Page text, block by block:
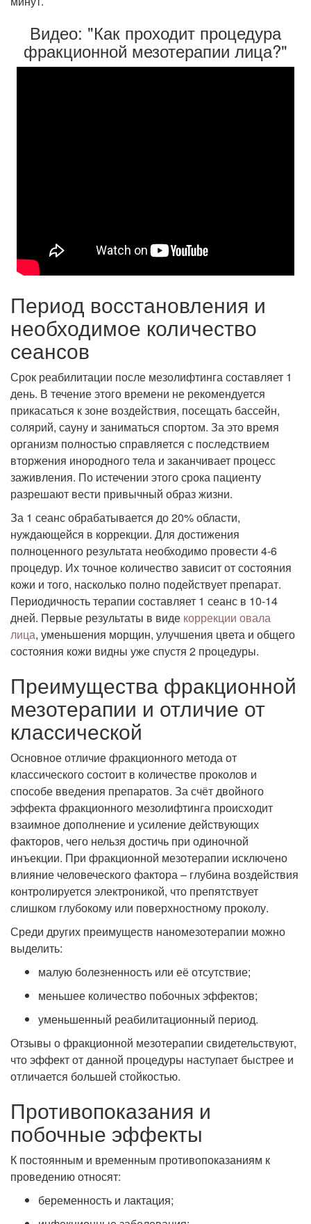
Видео: "Как проходит процедура
фракционной мезотерапии лица?"
Период восстановления и
необходимое количество
сеансов
Срок реабилитации после мезолифтинга составляет 1
день. В течение этого времени не рекомендуется
прикасаться к зоне воздействия, посещать бассейн,
солярий, сауну и заниматься спортом. За это время
организм полностью справляется с последствием
вторжения инородного тела и заканчивает процесс
заживления. По истечении этого срока пациенту
разрешают вести привычный образ жизни.
За 1 сеанс обрабатывается до 20% области,
нуждающейся в коррекции. Для достижения
полноценного результата необходимо провести 4-6
процедур. Их точное количество зависит от состояния
кожи и того, насколько полно подействует препарат.
Периодичность терапии составляет 1 сеанс в 10-14
дней. Первые результаты в виде коррекции овала
лица, уменьшения морщин, улучшения цвета и общего
состояния кожи видны уже спустя 2 процедуры.
Преимущества фракционной
мезотерапии и отличие от
классической
Основное отличие фракционного метода от
классического состоит в количестве проколов и
способе введения препаратов. За счёт двойного
эффекта фракционного мезолифтинга происходит
взаимное дополнение и усиление действующих
факторов, чего нельзя достичь при одиночной
инъекции. При фракционной мезотерапии исключено
влияние человеческого фактора – глубина воздействия
контролируется электроникой, что препятствует
слишком глубокому или поверхностному проколу.
Среди других преимуществ наномезотерапии можно
выделить:
малую болезненность или её отсутствие;
меньшее количество побочных эффектов;
уменьшенный реабилитационный период.
Отзывы о фракционной мезотерапии свидетельствуют,
что эффект от данной процедуры наступает быстрее и
отличается большей стойкостью.
Противопоказания и
побочные эффекты
К постоянным и временным противопоказаниям к
проведению относят:
беременность и лактация;